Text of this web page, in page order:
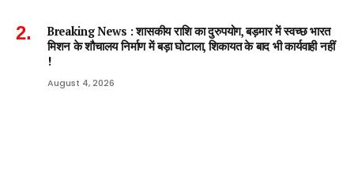
Breaking News : शासकीय राशि का दुरुपयोग, बड़मार में स्वच्छ भारत
मिशन के शौचालय निर्माण में बड़ा घोटाला, शिकायत के बाद भी कार्यवाही नहीं
!
August 4, 2026